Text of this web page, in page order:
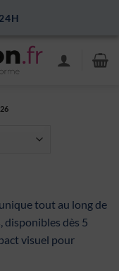
tout au long de
disponibles dès 5
visuel pour